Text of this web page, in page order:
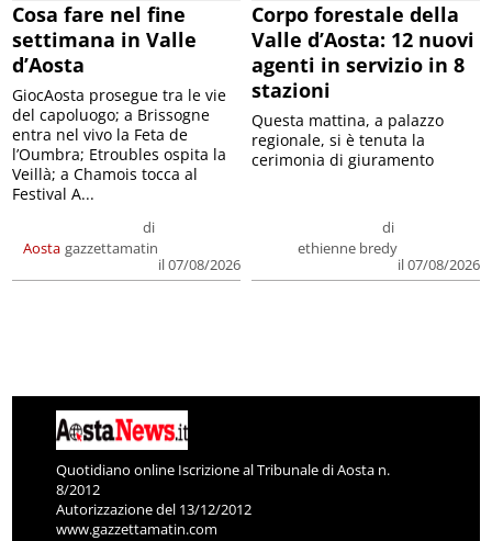
Cosa fare nel fine
settimana in Valle
d’Aosta
Aosta
di
gazzettamatin
il 07/08/2026
GiocAosta prosegue tra le vie
del capoluogo; a Brissogne
entra nel vivo la Feta de
l’Oumbra; Etroubles ospita la
Veillà; a Chamois tocca al
Festival A...
Corpo forestale della
Valle d’Aosta: 12 nuovi
agenti in servizio in 8
stazioni
di
ethienne bredy
il 07/08/2026
Questa mattina, a palazzo
regionale, si è tenuta la
cerimonia di giuramento
Quotidiano online Iscrizione al Tribunale di Aosta n.
8/2012
Autorizzazione del 13/12/2012
www.gazzettamatin.com